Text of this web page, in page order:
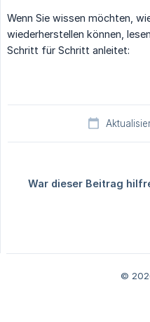
Wenn Sie wissen möchten,
wiederherstellen können,
Schritt für Schritt anleitet:
War dieser Beitrag
©